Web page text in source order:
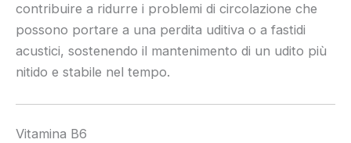
contribuire a ridurre i problemi di circolazione che
possono portare a una perdita uditiva o a fastidi
acustici, sostenendo il mantenimento di un udito più
nitido e stabile nel tempo.
Vitamina B6